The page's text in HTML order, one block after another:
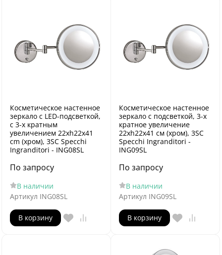
Косметическое настенное
зеркало с LED-подсветкой,
с 3-х кратным
увеличением 22хh22х41
cm (хром), 3SC Specchi
Ingranditori - ING08SL
По запросу
В наличии
Артикул ING08SL
В корзину
Косметическое настенное
зеркало с подсветкой, 3-х
кратное увеличение
22хh22х41 cм (хром), 3SC
Specchi Ingranditori -
ING09SL
По запросу
В наличии
Артикул ING09SL
В корзину